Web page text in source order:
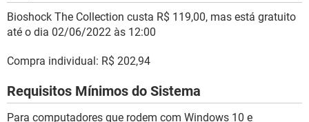
Bioshock The Collection custa R$ 119,00, mas está gratuito
até o dia 02/06/2022 às 12:00
Compra individual: R$ 202,94
Requisitos Mínimos do Sistema
Para computadores que rodem com Windows 10 e